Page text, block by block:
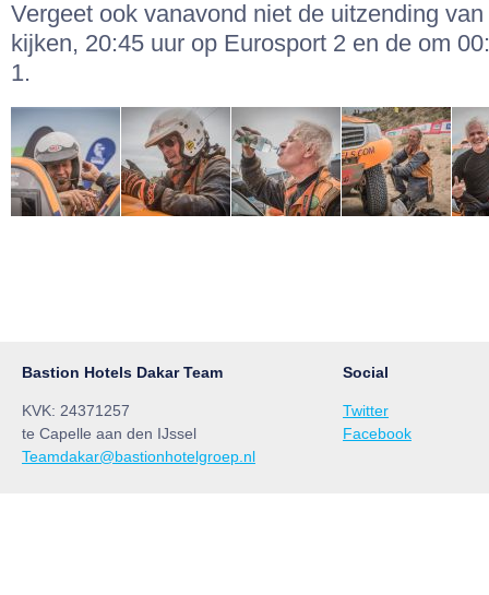
Vergeet ook vanavond niet de uitzending
kijken, 20:45 uur op Eurosport 2 en de om
1.
Bastion Hotels Dakar Team
KVK: 24371257
te Capelle aan den IJssel
Teamdakar@bastionhotelgroep.nl
Social
Twitter
Facebook